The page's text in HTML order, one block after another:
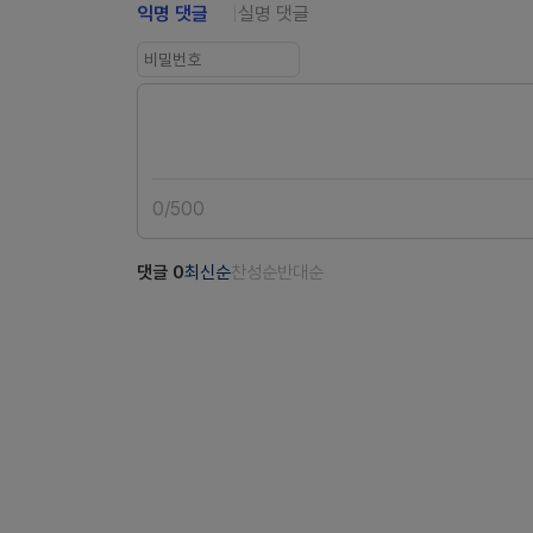
익명 댓글 실명 댓글
0/500
댓글 0최신순찬성순반대순